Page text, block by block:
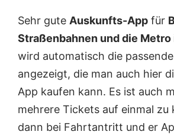
Sehr gute Auskunfts-App für
Straßenbahnen und die Metro
wird automatisch die
angezeigt, die man auch hier
App kaufen kann. Es ist auch
mehrere Tickets auf einmal zu
dann bei Fahrtantritt und er